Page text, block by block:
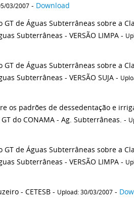
03/2007 - Download
de Águas Subterrâneas sobre a
Subterrâneas - VERSÃO LIMPA -
de Águas Subterrâneas sobre a
Diretrizes Ambientais para Enquadramento de Águas Subterrâneas - VERSÃO SUJA -
os padrões de dessedentação e
do CONAMA - Ag. Subterrâneas. -
de Águas Subterrâneas sobre a
Diretrizes Ambientais para Enquadramento de Águas Subterrâneas - VERSÃO LIMPA -
- CETESB - Upload: 30/03/2007 -